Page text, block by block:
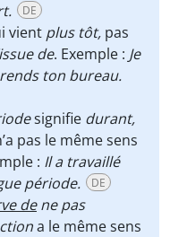
DE
vient plus tôt, pas
de. Exemple : Je
ton bureau.
signifie durant,
pas le même sens
: Il a travaillé
période.
DE
dene pas
a le même sens